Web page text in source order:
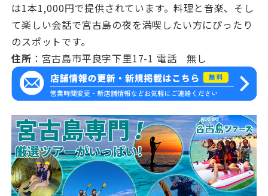
は1本1,000円で提供されています。料理と音楽、そし
て楽しい会話で宮古島の夜を満喫したい方にぴったり
のスポットです。
住所 ：宮古島市平良字下里17-1 電話 無し